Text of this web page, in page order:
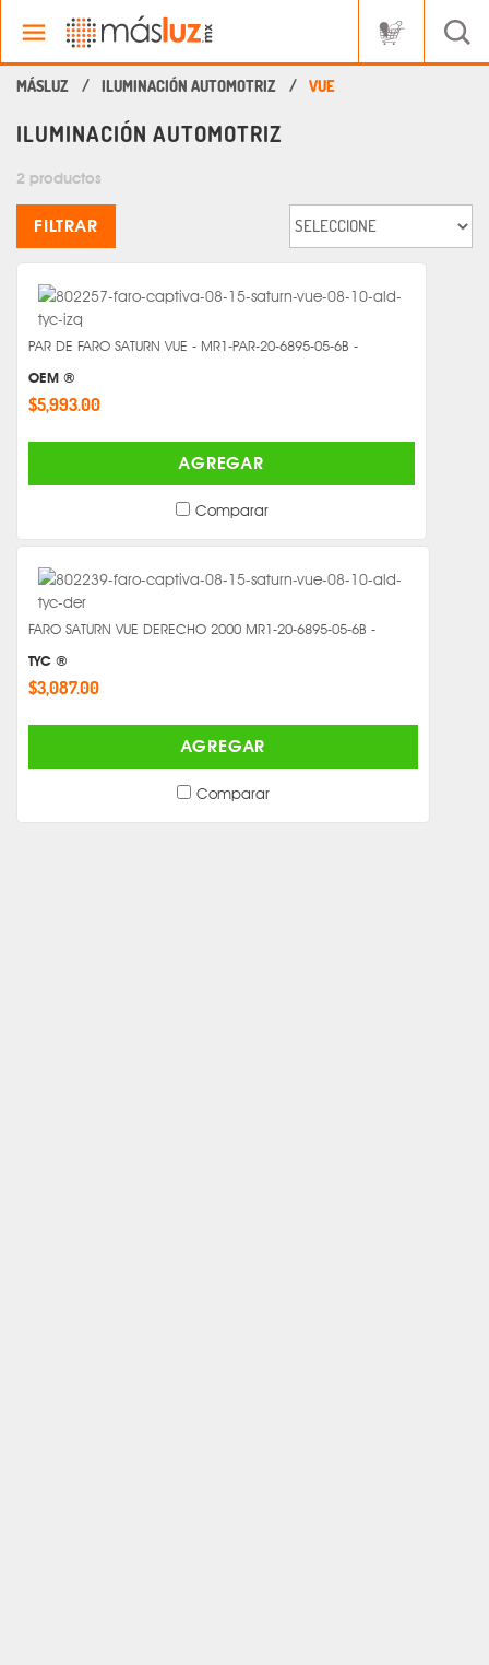
ILUMINACIÓN AUTOMOTRIZ VUE
ILUMINACIÓN AUTOMOTRIZ
2 productos
FILTRAR
PAR DE FARO SATURN VUE - MR1-PAR-20-6895-05-6B -
OEM ®
$5,993.00
AGREGAR
Comparar
FARO SATURN VUE DERECHO 2000 MR1-20-6895-05-6B -
TYC ®
$3,087.00
AGREGAR
Comparar